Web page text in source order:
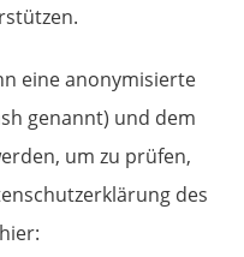
eine anonymisierte
genannt) und dem
um zu prüfen,
des